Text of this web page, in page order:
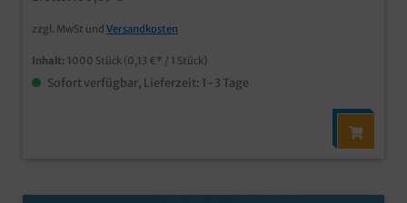
Germany schon ab 50.000 Stück individuell
bedruckbar
zzgl. MwSt und Versandkosten
Inhalt: 1000 Stück (0,13 €* / 1 Stück)
Sofort verfügbar, Lieferzeit: 1-3 Tage